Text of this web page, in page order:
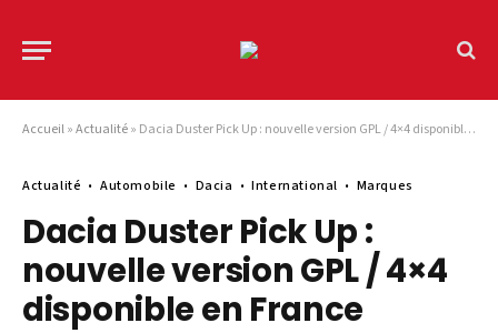
Accueil»Actualité» Dacia Duster Pick Up : nouvelle version GPL / 4×4 disponible en France
Actualité Automobile Dacia International Marques
Dacia Duster Pick Up :
nouvelle version GPL / 4×4
disponible en France